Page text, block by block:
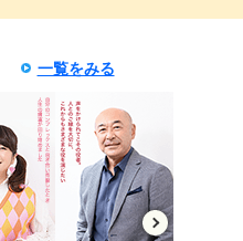
一覧をみる